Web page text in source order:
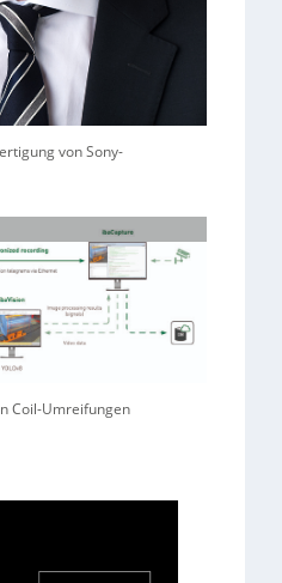
von Sony-
Coil-Umreifungen